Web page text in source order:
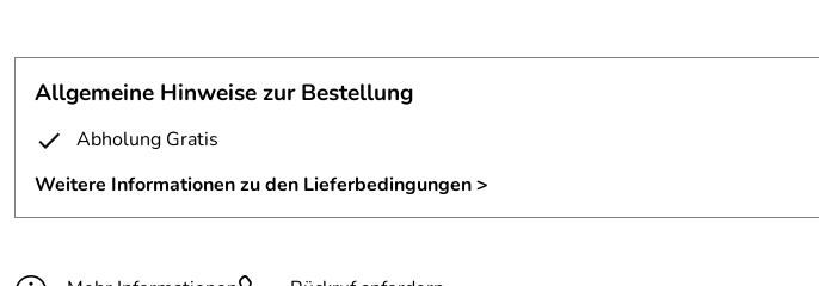
Allgemeine Hinweise zur Bestellung
Abholung Gratis
Weitere Informationen zu den Lieferbedingungen >